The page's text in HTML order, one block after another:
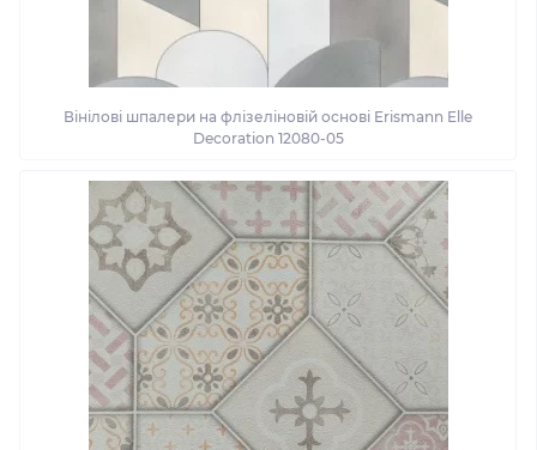
Вінілові шпалери на флізеліновій основі Erismann Elle
Decoration 12080-05